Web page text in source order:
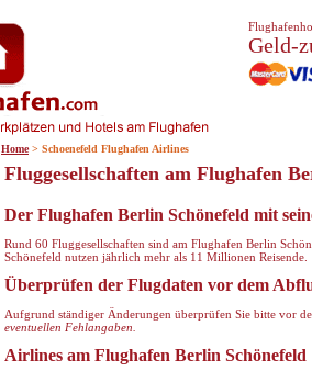
Fluggesellschaften am Flughafen
Der Flughafen Berlin Schönefeld mit
Rund 60 Fluggesellschaften sind am Flughafen Berlin
Schönefeld nutzen jährlich mehr als 11 Millionen Reisende.
Überprüfen der Flugdaten vor dem
Aufgrund ständiger Änderungen überprüfen Sie bitte vor
eventuellen Fehlangaben.
Airlines am Flughafen Berlin Schönefeld
Geld-
Home > Schoenefeld Flughafen Airlines